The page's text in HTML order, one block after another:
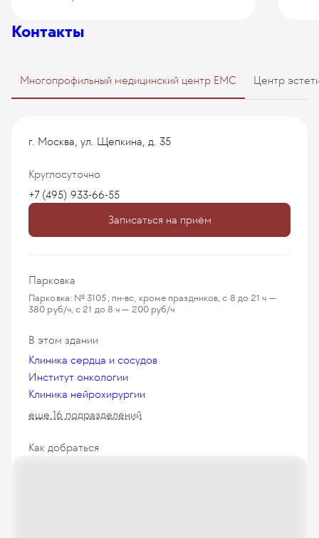
Контакты
Многопрофильный медицинский центр EMC Центр
г. Москва, ул. Щепкина, д. 35
Круглосуточно
+7 (495) 933-66-55
Записаться на приём
Парковка
Парковка: № 3105, пн-вс, кроме праздников, с 8 до 21 ч —
380 руб/ч, с 21 до 8 ч — 200 руб/ч
В этом здании
Клиника сердца и сосудов
Институт онкологии
Клиника нейрохирургии
еще 16 подразделений
Как добраться